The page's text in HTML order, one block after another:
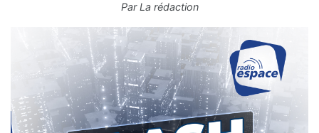
ParLa rédaction